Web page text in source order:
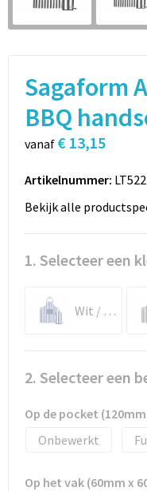
Sport
Vrije tijd en Strand
Spellen voor binnen
Rugzakken
Schoudertassen
Boodschappentassen
Katoenen draagtassen
Reistassen
Tablettassen
Goodiebags
Sagaform
BBQ
vanaf € 13,15
Artikelnummer:
Bekijk alle
1. Selecteer een
Wit / Blauw
2. Selecteer een
Op de pocket
Onbewerkt
Op het vak (60mm x